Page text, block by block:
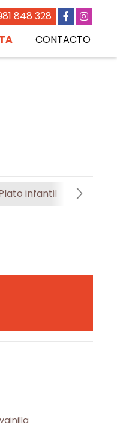
848 328
CONTACTO
infantil